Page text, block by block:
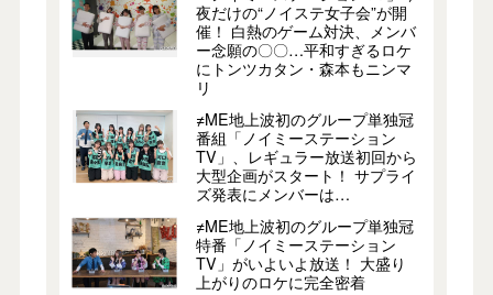
夜だけの“ノイステ女子会”が開
催！ 白熱のゲーム対決、メンバ
ー念願の〇〇…平和すぎるロケ
にトンツカタン・森本もニンマ
リ
≠ME地上波初のグループ単独冠
番組「ノイミーステーション
TV」、レギュラー放送初回から
大型企画がスタート！ サプライ
ズ発表にメンバーは…
≠ME地上波初のグループ単独冠
特番「ノイミーステーション
TV」がいよいよ放送！ 大盛り
上がりのロケに完全密着